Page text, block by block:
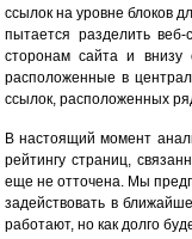
ссылок на уровне блоков
пытается разделить
сторонам сайта и внизу
расположенные в
ссылок, расположенных
В настоящий момент
рейтингу страниц,
еще не отточена. Мы
задействовать в
работают, но как долго